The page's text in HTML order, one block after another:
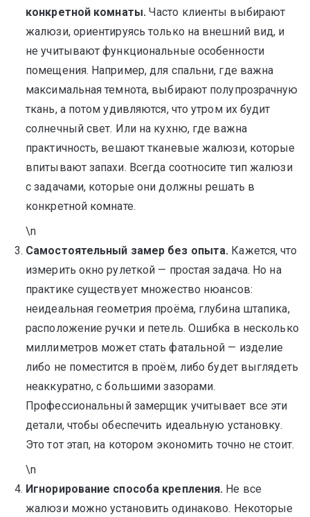
конкретной комнаты.Часто клиенты выбирают
жалюзи, ориентируясь только на внешний вид, и
не учитывают функциональные особенности
помещения. Например, для спальни, где важна
максимальная темнота, выбирают полупрозрачную
ткань, а потом удивляются, что утром их будит
солнечный свет. Или на кухню, где важна
практичность, вешают тканевые жалюзи, которые
впитывают запахи. Всегда соотносите тип жалюзи
с задачами, которые они должны решать в
конкретной комнате.
\n
Самостоятельный замер без опыта. Кажется, что
измерить окно рулеткой — простая задача. Но на
практике существует множество нюансов:
неидеальная геометрия проёма, глубина штапика,
расположение ручки и петель. Ошибка в несколько
миллиметров может стать фатальной — изделие
либо не поместится в проём, либо будет выглядеть
неаккуратно, с большими зазорами.
Профессиональный замерщик учитывает все эти
детали, чтобы обеспечить идеальную установку.
Это тот этап, на котором экономить точно не стоит.
\n
Игнорирование способа крепления. Не все
жалюзи можно установить одинаково. Некоторые